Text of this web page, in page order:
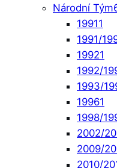
Národní Tým
19911
1991/
19921
1992/
1993/
19961
1998/
2002/
2009/
2010/